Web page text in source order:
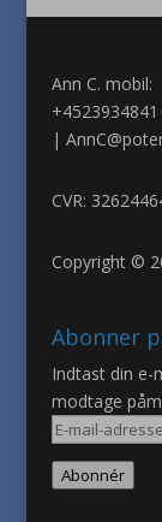
Ann C. mobil:
+4523934841
|
CVR:
Copyright ©
Abonner
Indtast din e-
modtage
E-
adresse
Abonnér